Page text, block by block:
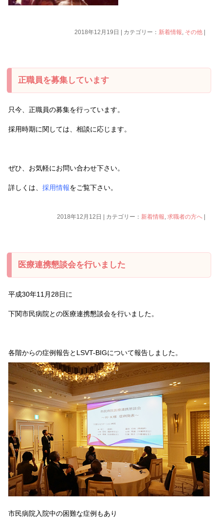
2018年12月19日 | カテゴリー： 新着情報, その他 |
正職員を募集しています
只今、正職員の募集を行っています。
採用時期に関しては、相談に応じます。
ぜひ、お気軽にお問い合わせ下さい。
詳しくは、採用情報をご覧下さい。
2018年12月12日 | カテゴリー： 新着情報,求職者の方へ |
医療連携懇談会を行いました
平成30年11月28日に
下関市民病院との医療連携懇談会を行いました。
各階からの症例報告とLSVT-BIGについて報告しました。
市民病院入院中の困難な症例もあり